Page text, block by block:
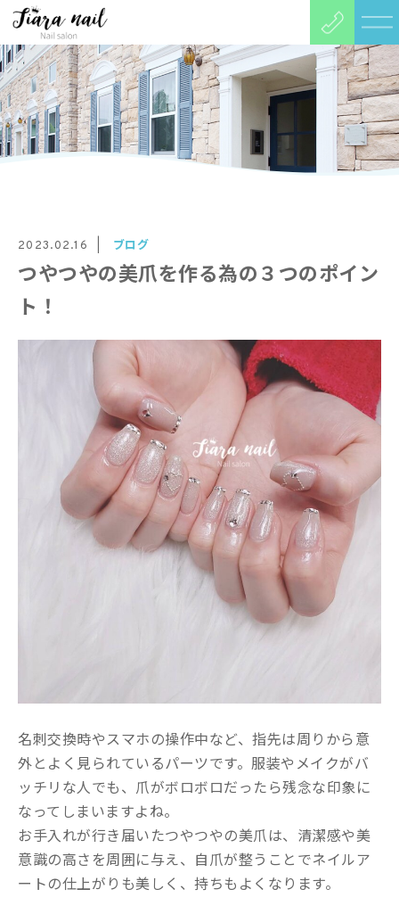
2023.02.16 ブログ
つやつやの美爪を作る為の３つのポイン
ト！
名刺交換時やスマホの操作中など、指先は周りから意
外とよく見られているパーツです。服装やメイクがバ
ッチリな人でも、爪がボロボロだったら残念な印象に
なってしまいますよね。
お手入れが行き届いたつやつやの美爪は、清潔感や美
意識の高さを周囲に与え、自爪が整うことでネイルア
ートの仕上がりも美しく、持ちもよくなります。